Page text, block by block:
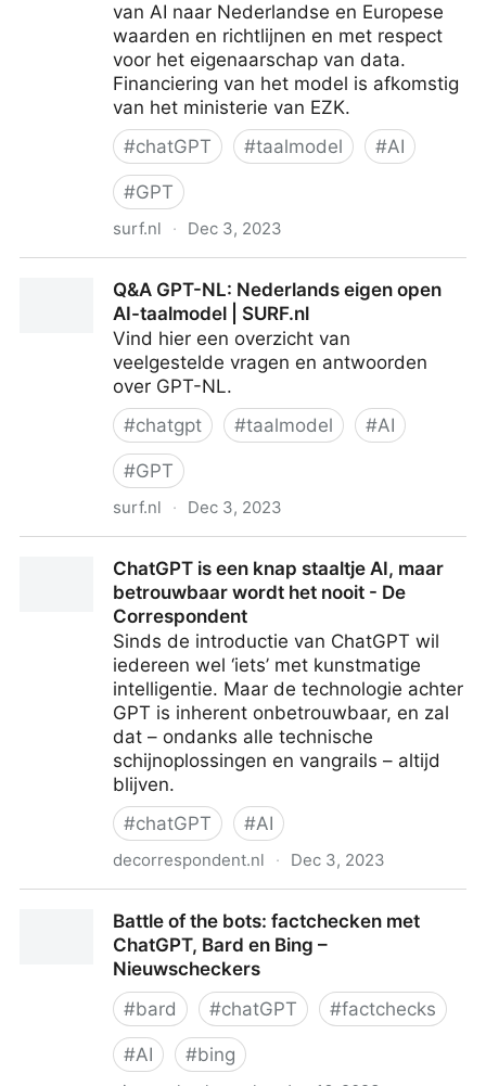
van AI naar Nederlandse en Europese
waarden en richtlijnen en met respect
voor het eigenaarschap van data.
Financiering van het model is afkomstig
van het ministerie van EZK.
#chatGPT #taalmodel #AI
#GPT
surf.nl · Dec 3, 2023
taalmodel | SURF.nlQ&A GPT-NL: Nederlands eigen open
AI-taalmodel | SURF.nl
Vind hier een overzicht van
veelgestelde vragen en antwoorden
over GPT-NL.
#chatgpt #taalmodel #AI
#GPT
surf.nl · Dec 3, 2023
ChatGPT is een knap staaltje AI, maar
betrouwbaar wordt het nooit - De
Correspondent
Sinds de introductie van ChatGPT wil
iedereen wel ‘iets’ met kunstmatige
intelligentie. Maar de technologie achter
GPT is inherent onbetrouwbaar, en zal
dat – ondanks alle technische
schijnoplossingen en vangrails – altijd
blijven.
#chatGPT #AI
decorrespondent.nl · Dec 3, 2023
wordt het nooit - De Correspondent
Battle of the bots: factchecken met
ChatGPT, Bard en Bing –
Nieuwscheckers
#bard #chatGPT #factchecks
#AI #bing